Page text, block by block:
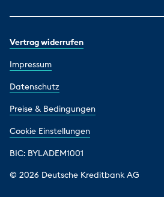
© 2026 Deutsche Kreditbank AG
Vertrag widerrufen
Impressum
Datenschutz
Preise & Bedingungen
Cookie Einstellungen
BIC: BYLADEM1001